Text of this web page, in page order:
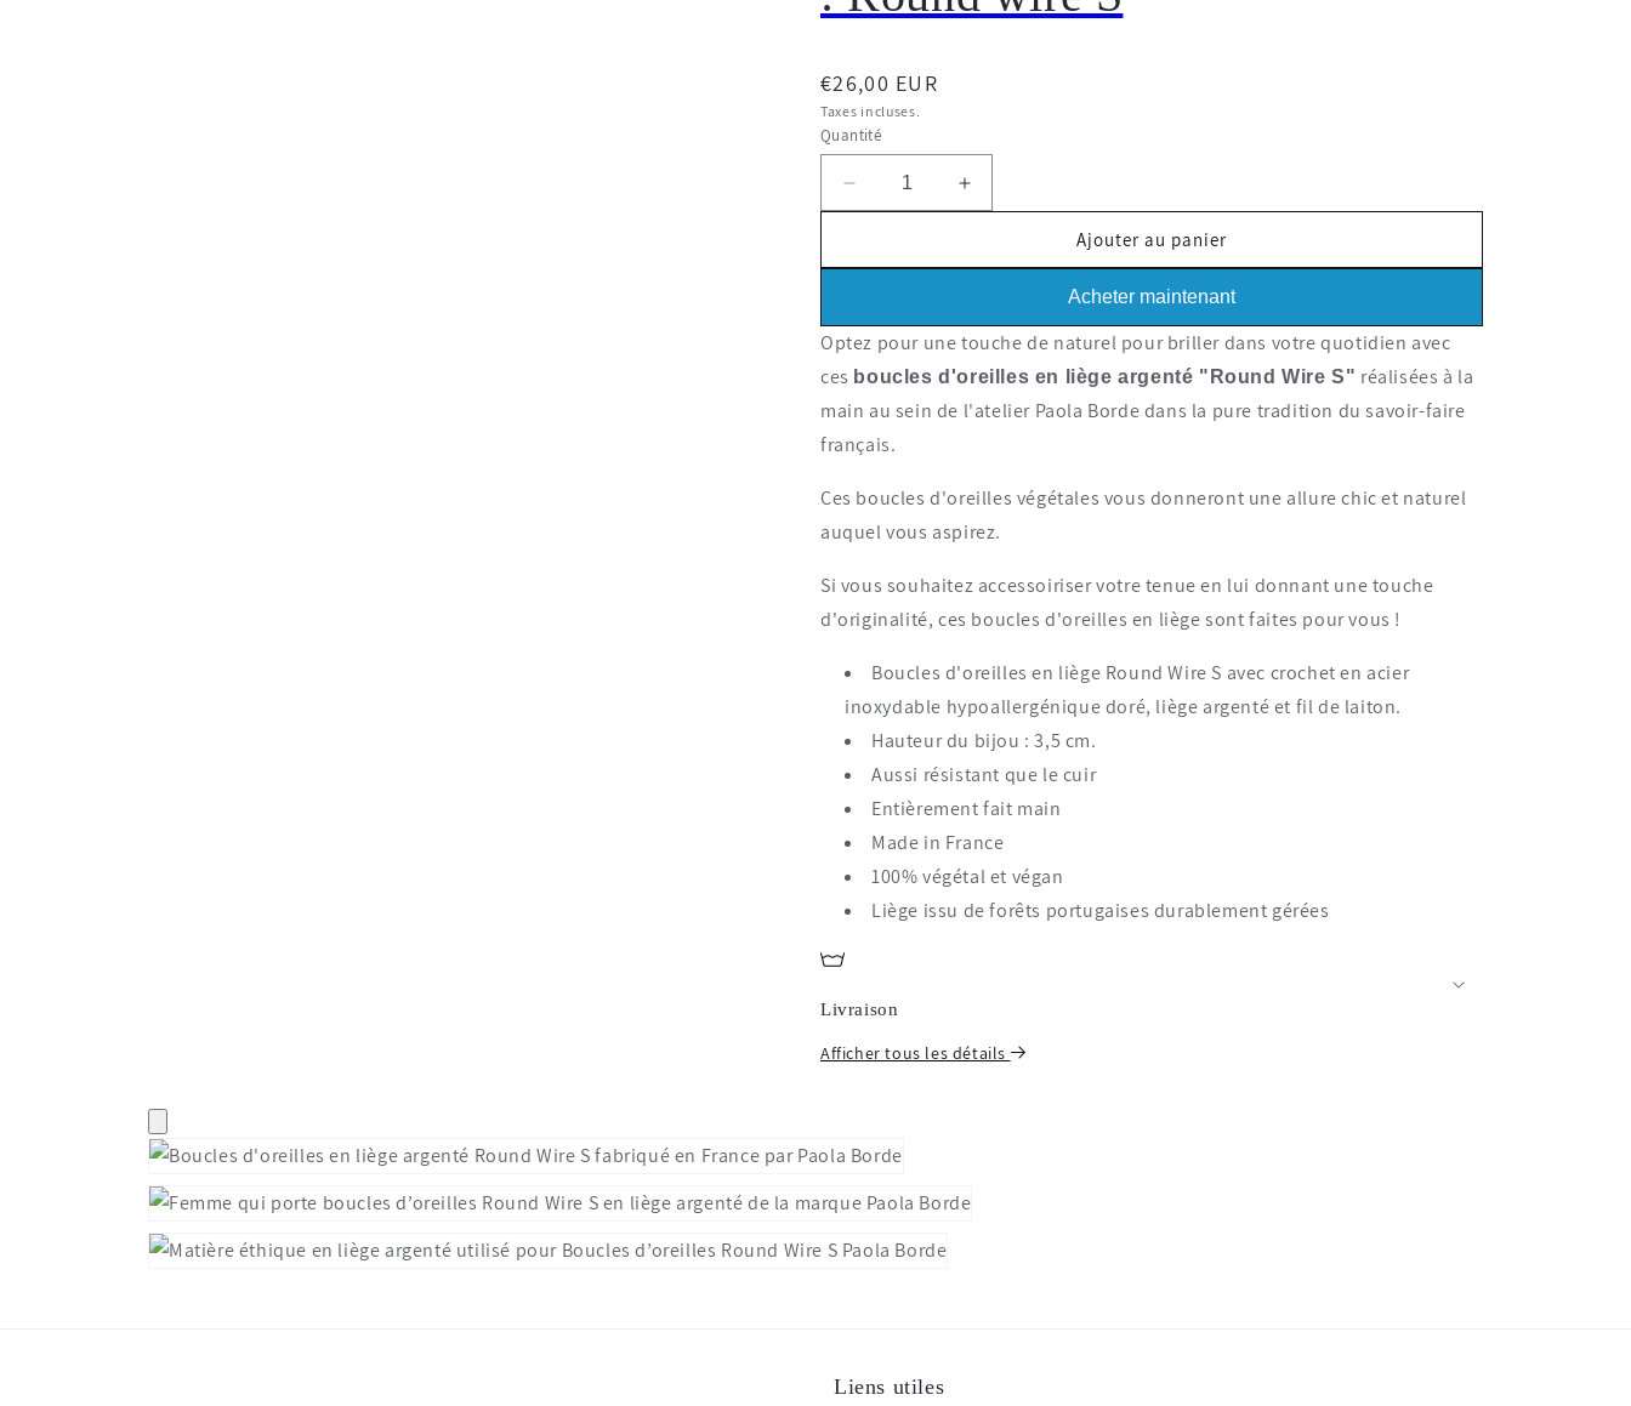
Prix
habituel
€26,00 EUR
Taxes incluses.
Quantité
Réduire
la
de
d'oreilles
Liège
Argenté
Round
wire
Augmenter
la
de
d'oreilles
Liège
Argenté
Round
Ajouter au panier
Acheter maintenant
Optez pour une touchede naturel pour brillerdans votre quotidien avec
ces boucles d'oreilles en liège argenté " Round Wire S" réalisées à la
main au sein de l'atelier Paola Borde dans la pure tradition du savoir-faire
français.
Ces boucles d'oreilles végétales vous donneront une allure chic et naturel
auquel vous aspirez.
Si vous souhaitez accessoiriser votre tenue en lui donnant une touche
d'originalité, ces boucles d'oreilles en liège sont faites pour vous !
Boucles d'oreilles en liège Round Wire S avec crochet en acier
inoxydable hypoallergénique doré, liège argenté et fil de laiton.
Hauteur du bijou : 3,5 cm.
Aussi résistant que le cuir
Entièrement fait main
Made in France
100% végétal et végan
Liège issu de forêts portugaises durablement gérées
Livraison
Afficher tous les détails
Liens utiles